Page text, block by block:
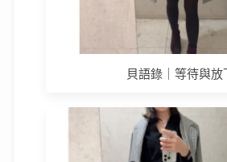
貝語錄｜等待與放